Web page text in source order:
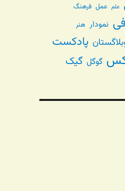
علم عمل فرهنگ
نمودار هنر
پادکست
گوگل گیک